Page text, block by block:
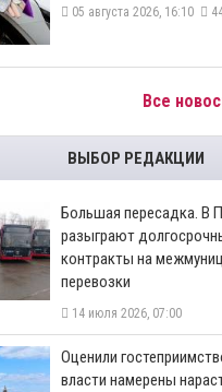
05 августа 2026, 16:10
Все
ВЫБОР РЕДАКЦИИ
Большая пересадка. В
разыграют
контракты на
перевозки
14 июля 2026, 07:00
Оценили
власти намерены